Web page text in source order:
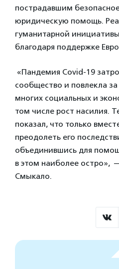
пострадавшим
юридическую помощь.
гуманитарной
благодаря поддержке
«Пандемия Covid-19
сообщество и повлекла
многих социальных и
том числе рост насилия.
показал, что только
преодолеть его
объединившись для
в этом наиболее остро»,
Смыкало.